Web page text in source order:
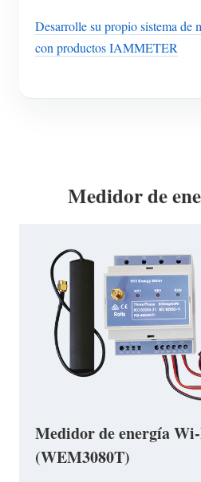
Desarrolle su propio sistema de
con productos IAMMETER
Medidor de
Medidor de energía
(WEM3080T)